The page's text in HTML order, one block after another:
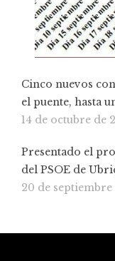
Cinco nuevos
el puente, hasta
14 de octubre de
Presentado el
del PSOE de
20 de septiembre